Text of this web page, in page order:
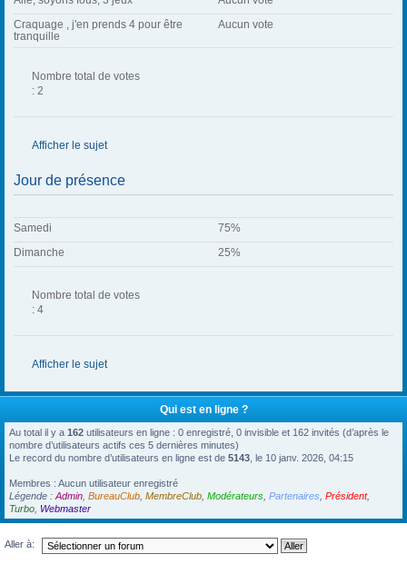
Craquage , j'en prends 4 pour être
tranquille
Aucun vote
Nombre total de votes
: 2
Afficher le sujet
Jour de présence
Samedi
75%
Dimanche
25%
Nombre total de votes
: 4
Afficher le sujet
Qui est en ligne ?
Au total il y a 162 utilisateurs en ligne : 0 enregistré, 0 invisible et 162 invités (d’après le
nombre d’utilisateurs actifs ces 5 dernières minutes)
Le record du nombre d’utilisateurs en ligne est de 5143 , le 10 janv. 2026, 04:15
Membres : Aucun utilisateur enregistré
Légende : Admin BureauClub MembreClub Modérateurs Partenaires Président,
Turbo Webmaster
Aller à: